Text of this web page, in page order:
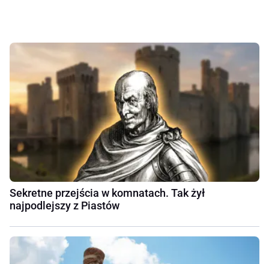
Sekretne przejścia w komnatach. Tak żył
najpodlejszy z Piastów